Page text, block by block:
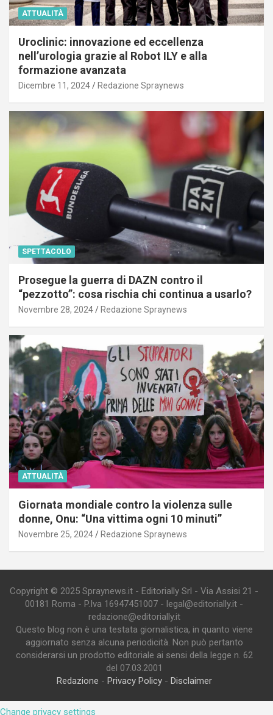
ATTUALITÀ
Uroclinic: innovazione ed eccellenza
nell’urologia grazie al Robot ILY e alla
formazione avanzata
Dicembre 11, 2024 Redazione Spraynews
SPETTACOLO
Prosegue la guerra di DAZN contro il
“pezzotto”: cosa rischia chi continua a usarlo?
Novembre 28, 2024 Redazione Spraynews
ATTUALITÀ
Giornata mondiale contro la violenza sulle
donne, Onu: “Una vittima ogni 10 minuti”
Novembre 25, 2024 Redazione Spraynews
Copyright © 2025 Spraynews.it - Editorially Srl - Via Assisi 21 -
00181 Roma - P.Iva 16947451007 - legal@editorially.it -
redazione@editorially.it
Questo blog non è una testata giornalistica, in quanto viene
aggiornato senza alcuna periodicità. Non può pertanto
considerarsi un prodotto editoriale ai sensi della legge n. 62
del 07.03.2001
Redazione - Privacy Policy- Disclaimer
Change privacy settings